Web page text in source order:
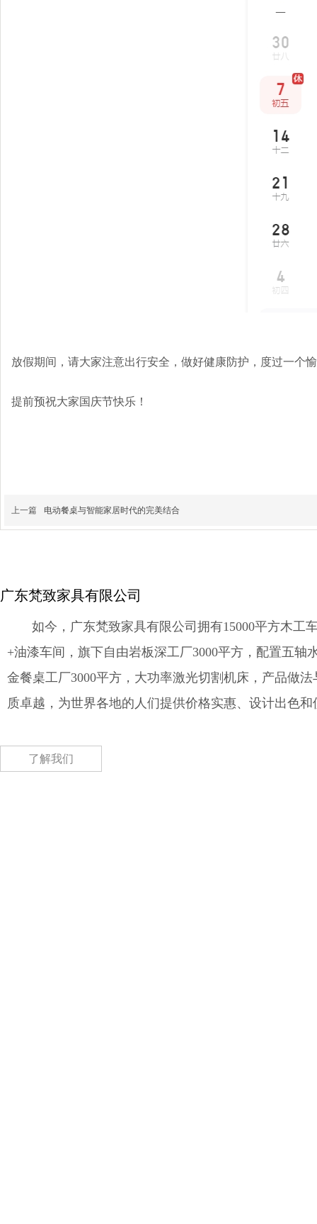
放假期间，请大家注意出行安全，做好健康防护，度过一个
提前预祝大家国庆节快乐！
上一篇 电动餐桌与智能家居时代的完美结合
广东梵致家具有限公司
如今，广东梵致家具有限公司拥有15000平方木工
+油漆车间，旗下自由岩板深工厂3000平方，配置五轴
金餐桌工厂3000平方，大功率激光切割机床，产品做
质卓越，为世界各地的人们提供价格实惠、设计出色
了解我们